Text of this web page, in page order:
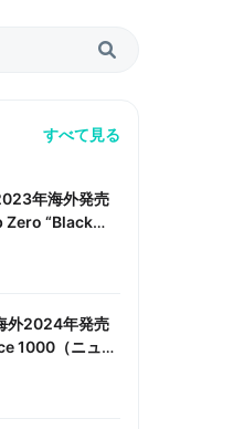
すべて見る
年海外発売
Zero “Black
とめ
外2024年発売
1000（ニュー
ーク情報まと